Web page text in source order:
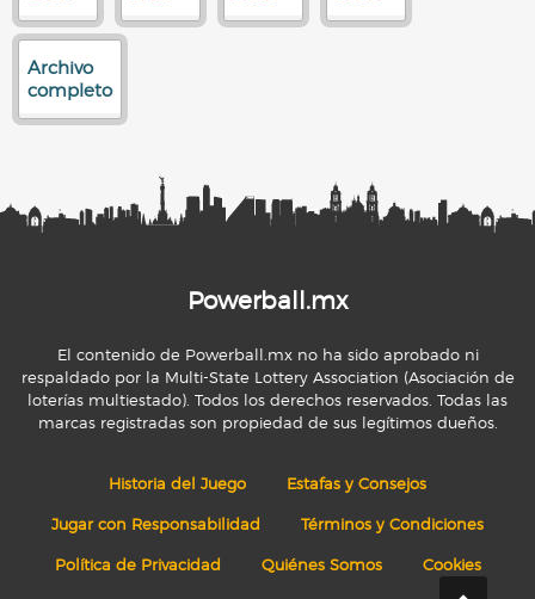
Archivo
completo
Powerball.mx
El contenido de Powerball.mx no ha sido aprobado ni
respaldado por la Multi-State Lottery Association (Asociación de
loterías multiestado). Todos los derechos reservados. Todas las
marcas registradas son propiedad de sus legítimos dueños.
Historia del Juego Estafas y Consejos
Jugar con Responsabilidad Términos y Condiciones
Política de Privacidad Quiénes Somos Cookies